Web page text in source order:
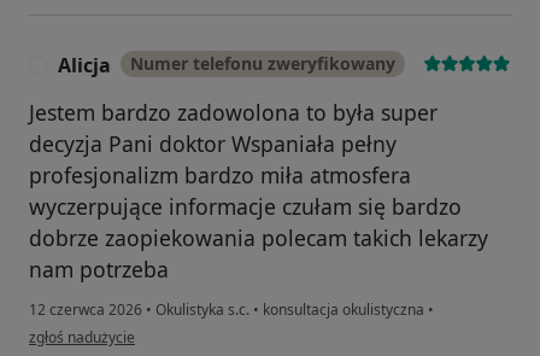
Alicja Numer telefonu zweryfikowany
Jestem bardzo zadowolona to była super
decyzja Pani doktor Wspaniała pełny
profesjonalizm bardzo miła atmosfera
wyczerpujące informacje czułam się bardzo
dobrze zaopiekowania polecam takich lekarzy
nam potrzeba
12 czerwca 2026 • Okulistyka s.c. • konsultacja okulistyczna •
w opinii użytkownika Alicja
zgłoś nadużycie